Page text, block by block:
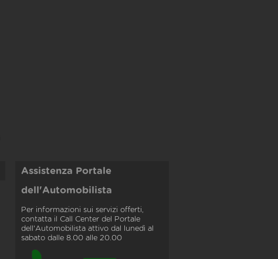
Assistenza Portale
dell'Automobilista
Per informazioni sui servizi offerti,
contatta il Call Center del Portale
dell'Automobilista attivo dal lunedì al
sabato dalle 8.00 alle 20.00